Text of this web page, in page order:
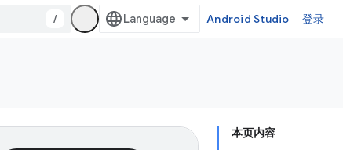
/ Android Studio 登录
本页内容